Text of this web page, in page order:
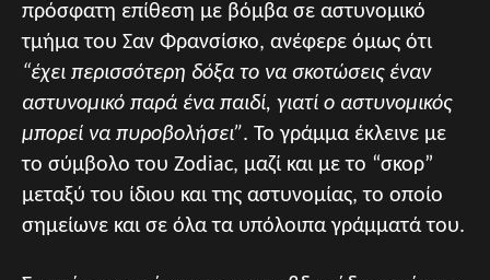
πρόσφατη επίθεση με βόμβα σε αστυνομικό
τμήμα του Σαν Φρανσίσκο, ανέφερε όμως ότι
“έχει περισσότερη δόξα το να σκοτώσεις έναν
αστυνομικό παρά ένα παιδί, γιατί ο αστυνομικός
μπορεί να πυροβολήσει”. Το γράμμα έκλεινε με
το σύμβολο του Zodiac, μαζί και με το “σκορ”
μεταξύ του ίδιου και της αστυνομίας, το οποίο
σημείωνε και σε όλα τα υπόλοιπα γράμματά του.